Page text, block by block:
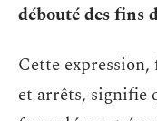
débouté des fins
Cette
et arrêts, signifie